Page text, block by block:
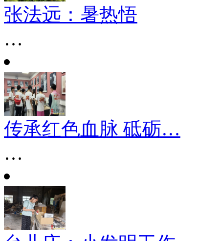
张法远：暑热悟
…
传承红色血脉 砥砺…
…